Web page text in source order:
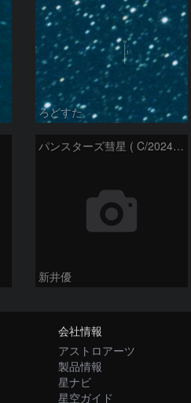
ろどすた
パンスターズ彗星 ( C/2024R4 )：2026/06/28
新井優
会社情報
アストロアーツ
製品情報
星ナビ
星空ガイド